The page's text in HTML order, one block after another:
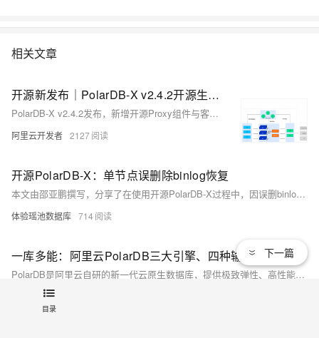
目录
相关文章
开源新发布｜PolarDB-X v2.4.2开源生态适配升级
PolarDB-X v2.4.2发布，新增开源Proxy组件与客户端驱动，支持读写分离、无感高可用切换及DDL在线变更，兼容MySQL生态，提升千亿级大表运维稳定性。
阿里云开发者 2127
开源PolarDB-X：单节点误删除binlog恢复
本文由邵亚鹏撰写，分享了在使用开源PolarDB-X过程中，因误删binlog导致数据库服务无法启动的问题及恢复过程。作者结合实践经验，详细介绍了在无备份情况下如何通过单节点恢复机制重启数据库，并提出了避免类似问题的几点建议，包括采用高可用部署、定期备份及升级至最新版本等。
体验瑶池数据库 714
一库多能：阿里云PolarDB三大引擎、四种输出形态，覆盖企业数据库全场景
PolarDB是阿里云自研的新一代云原生数据库，提供极致弹性、高性能和海量存储。它包含三个版本：PolarDB-M（兼容MySQL）、PolarDB-PG（兼容PostgreSQL及Oracle语法）和PolarDB-X（分布式数据库）。支持公有云、专有云、DBStack及轻量版等多种形态，满足不同场景需求。2021年，PolarDB-PG与PolarDB-X开源，内核与商业版一致，推动国产数据库生态发展，同时兼容主流国产操作系统与芯片，获得权威安全认证。
体验瑶池数据库
下一篇